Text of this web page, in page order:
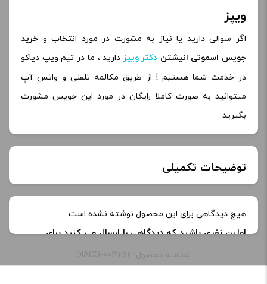
ویپز
اگر سوالی دارید یا نیاز به مشورت در مورد انتخاب و خرید
جویس اسموتی انیشتندکتر ویپز دارید ، ما در تیم ویپ دیاکو
در خدمت شما هستیم ! از طریق مکالمه تلفنی و واتس آپ
میتوانید به صورت کاملا رایگان در مورد این جویس مشورت
بگیرید .
توضیحات تکمیلی
خنکی
هیچ دیدگاهی برای این محصول نوشته نشده است.
اولین نفری باشید که دیدگاهی را ارسال می کنید برای
“جویس دکتر ویپز اسموتی انیشتن | Juice Dr.Vapes
شناسه محصول: DIACO-0019262